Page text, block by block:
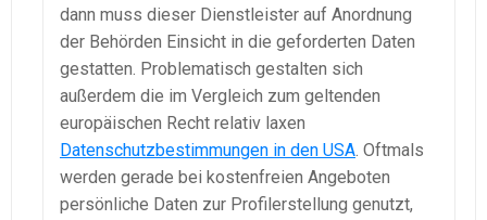
dann muss dieser Dienstleister auf Anordnung
der Behörden Einsicht in die geforderten Daten
gestatten. Problematisch gestalten sich
außerdem die im Vergleich zum geltenden
europäischen Recht relativ laxen
Datenschutzbestimmungen in den USA. Oftmals
werden gerade bei kostenfreien Angeboten
persönliche Daten zur Profilerstellung genutzt,